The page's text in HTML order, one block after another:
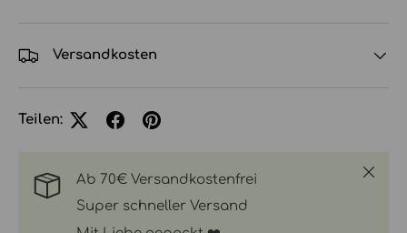
Versandkosten
Teilen:
Ab 70€ Versandkostenfrei
Super schneller Versand